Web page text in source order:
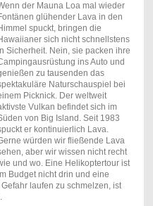
der Mauna Loa mal wieder
glühender Lava in den
spuckt, bringen die
sich nicht schnellstens
Sicherheit. Nein, sie packen ihre
ins Auto und
zu tausenden das
Naturschauspiel bei
Picknick. Der weltweit
Vulkan befindet sich im
von Big Island. Seit 1983
er kontinuierlich Lava.
würden wir fließende Lava
aber wir wissen nicht recht
und wo. Eine Helikoptertour ist
Budget nicht drin und eine
laufen zu schmelzen, ist